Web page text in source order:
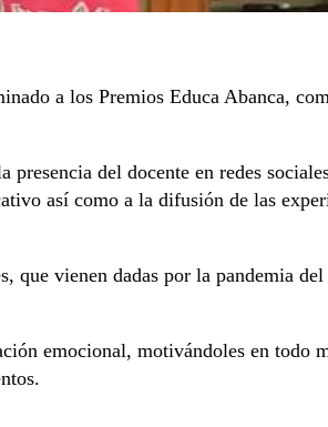
a los Premios Educa Abanca,
del docente en redes
así como a la difusión de las
que vienen dadas por la pandemia
emocional, motivándoles en todo